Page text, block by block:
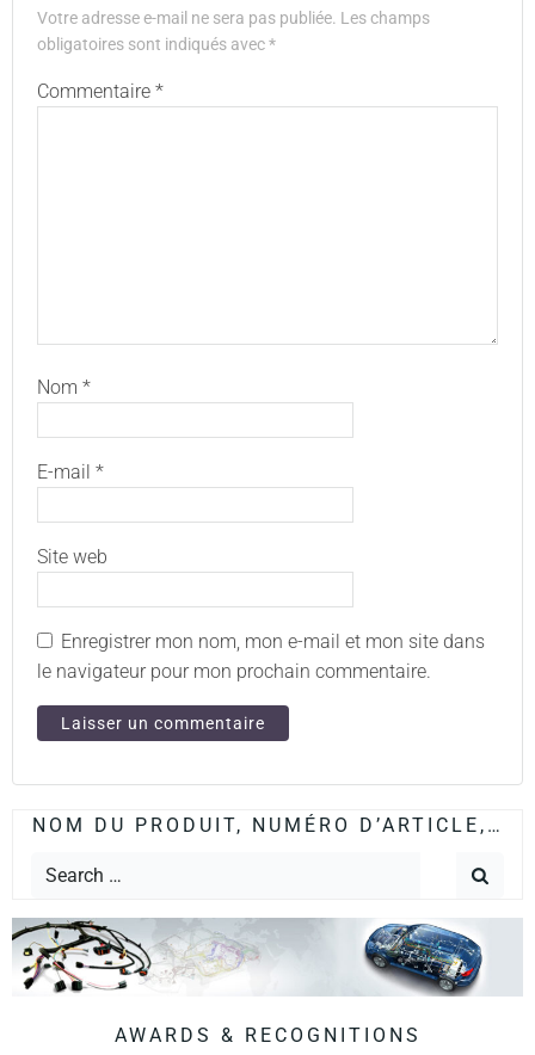
Votre adresse e-mail ne sera pas publiée. Les champs
obligatoires sont indiqués avec*
Commentaire *
Nom *
E-mail *
Site web
Enregistrer mon nom, mon e-mail et mon site dans
le navigateur pour mon prochain commentaire.
NOM DU PRODUIT, NUMÉRO D’ARTICLE,…
AWARDS & RECOGNITIONS